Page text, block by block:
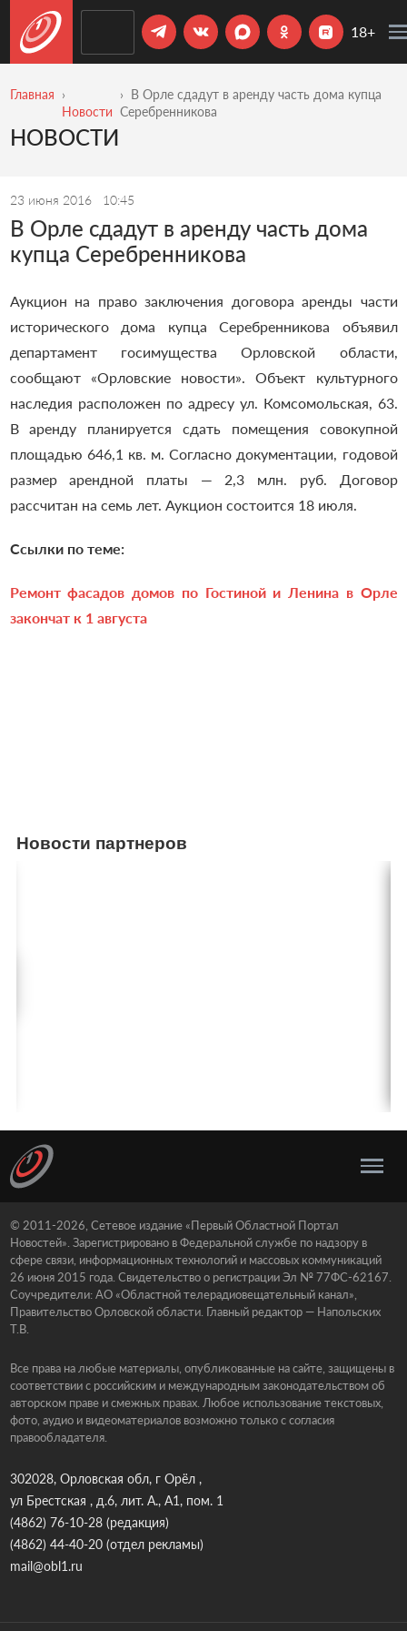
18+
Главная
Новости
В Орле сдадут в аренду часть дома купца
Серебренникова
НОВОСТИ
23 июня 2016 10:45
В Орле сдадут в аренду часть дома
купца Серебренникова
Аукцион на право заключения договора аренды части
исторического дома купца Серебренникова объявил
департамент госимущества Орловской области,
сообщают «Орловские новости» .Объект культурного
наследия расположен по адресу ул. Комсомольская, 63.
В аренду планируется сдать помещения совокупной
площадью 646,1 кв. м.Согласно документации, годовой
размер арендной платы — 2,3 млн. руб. Договор
рассчитан на семь лет. Аукцион состоится 18 июля.
Ссылки по теме:
Ремонт фасадов домов по Гостиной и Ленина в Орле
закончат к 1 августа
Новости партнеров
© 2011-2026, Сетевое издание «Первый Областной Портал
Новостей». Зарегистрировано в Федеральной службе по надзору в
сфере связи, информационных технологий и массовых коммуникаций
26 июня 2015 года. Свидетельство о регистрации Эл № 77ФС-62167.
Соучредители: АО «Областной телерадиовещательный канал»,
Правительство Орловской области. Главный редактор — Напольских
Т.В.
Все права на любые материалы, опубликованные на сайте, защищены в
соответствии с российским и международным законодательством об
авторском праве и смежных правах. Любое использование текстовых,
фото, аудио и видеоматериалов возможно только с согласия
правообладателя.
302028, Орловская обл, г Орёл ,
ул Брестская , д.6, лит. А., А1, пом. 1
(4862) 76-10-28(редакция)
(4862) 44-40-20(отдел рекламы)
mail@obl1.ru